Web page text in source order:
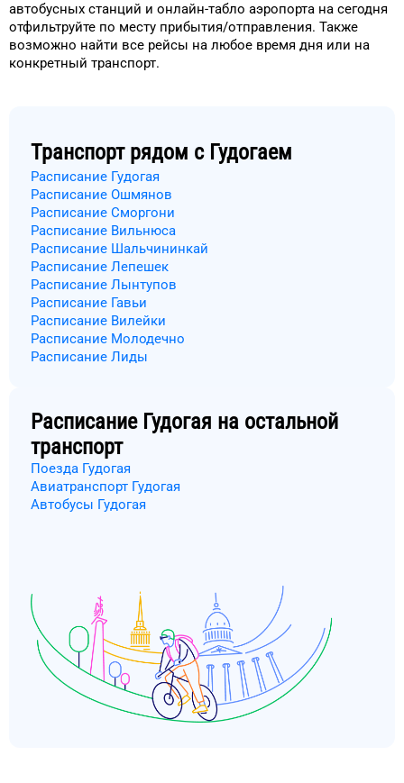
автобусных станций и онлайн-табло аэропорта на сегодня
отфильтруйте по месту прибытия/отправления. Также
возможно найти все рейсы на любое время дня или на
конкретный транспорт.
Транспорт рядом с Гудогаем
Расписание Гудогая
Расписание Ошмянов
Расписание Сморгони
Расписание Вильнюса
Расписание Шальчининкай
Расписание Лепешек
Расписание Лынтупов
Расписание Гавьи
Расписание Вилейки
Расписание Молодечно
Расписание Лиды
Расписание Гудогая на остальной
транспорт
Поезда Гудогая
Авиатранспорт Гудогая
Автобусы Гудогая